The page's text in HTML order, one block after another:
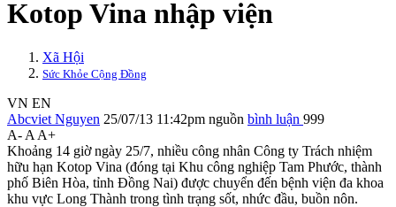
Kotop Vina nhập viện
Xã Hội
Sức Khỏe Cộng Đồng
VN EN
Abcviet Nguyen 25/07/13 11:42pm nguồn bình luận 999
A- A A+
Khoảng 14 giờ ngày 25/7, nhiều công nhân Công ty Trách nhiệm
hữu hạn Kotop Vina (đóng tại Khu công nghiệp Tam Phước, thành
phố Biên Hòa, tỉnh Đồng Nai) được chuyển đến bệnh viện đa khoa
khu vực Long Thành trong tình trạng sốt, nhức đầu, buồn nôn.